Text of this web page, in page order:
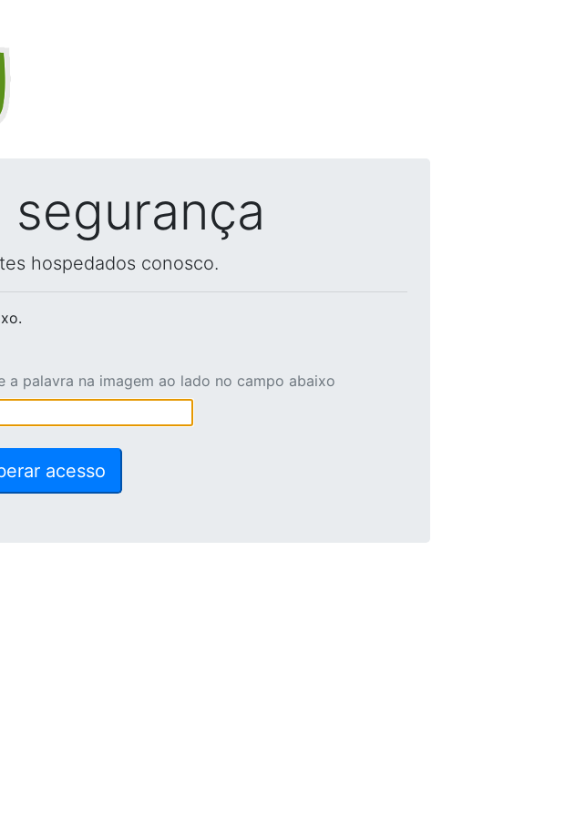
hospedados conosco.
a palavra na imagem ao lado no campo abaixo